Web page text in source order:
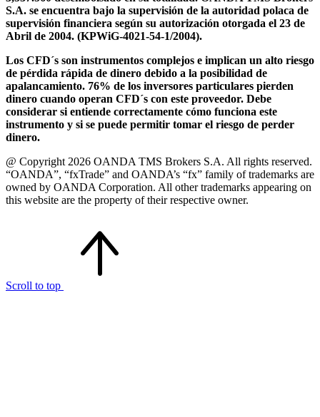
S.A. se encuentra bajo la supervisión de la autoridad polaca de
supervisión financiera según su autorización otorgada el 23 de
Abril de 2004. (KPWiG-4021-54-1/2004).
Los CFD´s son instrumentos complejos e implican un alto riesgo
de pérdida rápida de dinero debido a la posibilidad de
apalancamiento. 76% de los inversores particulares pierden
dinero cuando operan CFD´s con este proveedor. Debe
considerar si entiende correctamente cómo funciona este
instrumento y si se puede permitir tomar el riesgo de perder
dinero.
@ Copyright 2026 OANDA TMS Brokers S.A. All rights reserved.
“OANDA”, “fxTrade” and OANDA’s “fx” family of trademarks are
owned by OANDA Corporation. All other trademarks appearing on
this website are the property of their respective owner.
Scroll to top